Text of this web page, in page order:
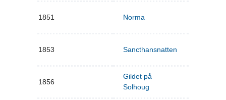
1851 Norma
1853 Sancthansnatten
1856
Gildet på
Solhoug